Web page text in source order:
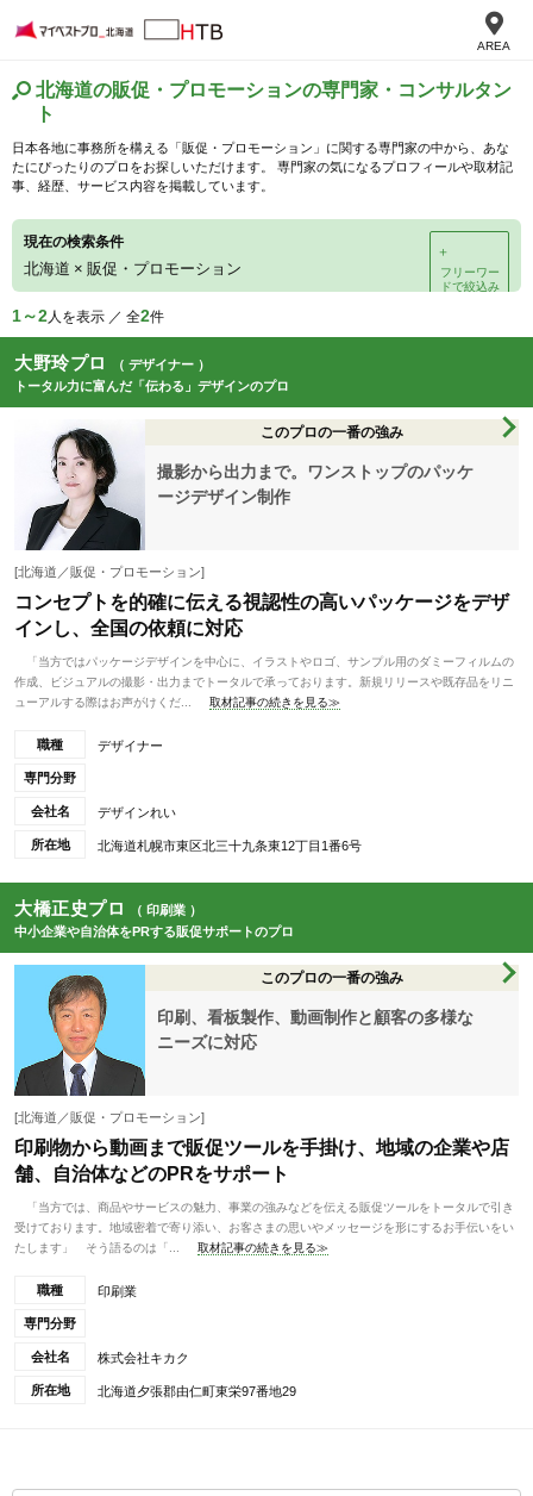
AREA
北海道の販促・プロモーションの専門家・コンサルタン
ト
日本各地に事務所を構える「販促・プロモーション」に関する専門家の中から、あな
たにぴったりのプロをお探しいただけます。 専門家の気になるプロフィールや取材記
事、経歴、サービス内容を掲載しています。
現在の検索条件
北海道 × 販促・プロモーション
＋
フリーワー
ドで絞込み
1～2人を表示 ／ 全2件
大野玲プロ
（ デザイナー ）
トータル力に富んだ「伝わる」デザインのプロ
このプロの一番の強み
撮影から出力まで。ワンストップのパッケ
ージデザイン制作
[北海道／販促・プロモーション]
コンセプトを的確に伝える視認性の高いパッケージをデザ
インし、全国の依頼に対応
「当方ではパッケージデザインを中心に、イラストやロゴ、サンプル用のダミーフィルムの
作成、ビジュアルの撮影・出力までトータルで承っております。新規リリースや既存品をリニ
ューアルする際はお声がけくだ...
取材記事の続きを見る≫
職種 デザイナー
専門分野
会社名 デザインれい
所在地 北海道札幌市東区北三十九条東12丁目1番6号
大橋正史プロ
（ 印刷業 ）
中小企業や自治体をPRする販促サポートのプロ
このプロの一番の強み
印刷、看板製作、動画制作と顧客の多様な
ニーズに対応
[北海道／販促・プロモーション]
印刷物から動画まで販促ツールを手掛け、地域の企業や店
舗、自治体などのPRをサポート
「当方では、商品やサービスの魅力、事業の強みなどを伝える販促ツールをトータルで引き
受けております。地域密着で寄り添い、お客さまの思いやメッセージを形にするお手伝いをい
たします」 そう語るのは「...
取材記事の続きを見る≫
職種 印刷業
専門分野
会社名 株式会社キカク
所在地 北海道夕張郡由仁町東栄97番地29